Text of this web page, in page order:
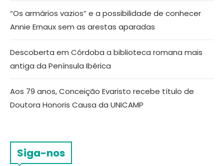
“Os armários vazios” e a possibilidade de conhecer
Annie Ernaux sem as arestas aparadas
Descoberta em Córdoba a biblioteca romana mais
antiga da Península Ibérica
Aos 79 anos, Conceição Evaristo recebe título de
Doutora Honoris Causa da UNICAMP
Siga-nos